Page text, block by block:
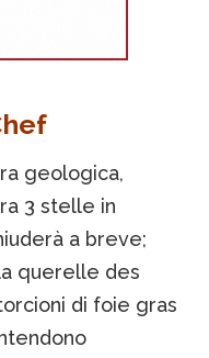
geologica,
3 stelle in
a breve;
querelle des
di foie gras